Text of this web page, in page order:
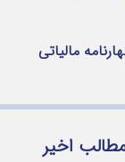
مالیاتی
اخیر